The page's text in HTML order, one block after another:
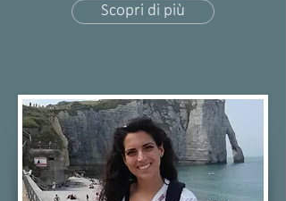
Scopri di più